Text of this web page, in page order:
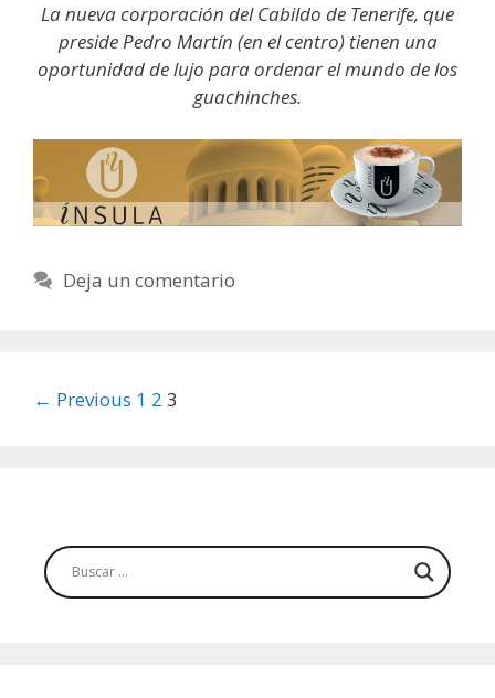
La nueva corporación del Cabildo de Tenerife, que
preside Pedro Martín (en el centro) tienen una
oportunidad de lujo para ordenar el mundo de los
guachinches.
Deja un comentario
Post
← Previous 1 2 3